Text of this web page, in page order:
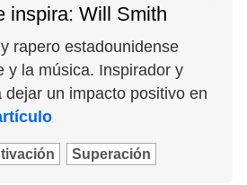
inspira: Will Smith
rapero estadounidense
y la música. Inspirador y
dejar un impacto positivo en
Superación